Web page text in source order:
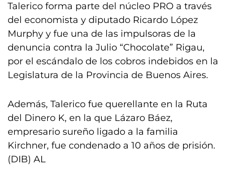
Talerico forma parte del núcleo PRO a través
del economista y diputado Ricardo López
Murphy y fue una de las impulsoras de la
denuncia contra la Julio “Chocolate” Rigau,
por el escándalo de los cobros indebidos en la
Legislatura de la Provincia de Buenos Aires.
Además, Talerico fue querellante en la Ruta
del Dinero K, en la que Lázaro Báez,
empresario sureño ligado a la familia
Kirchner, fue condenado a 10 años de prisión.
(DIB) AL